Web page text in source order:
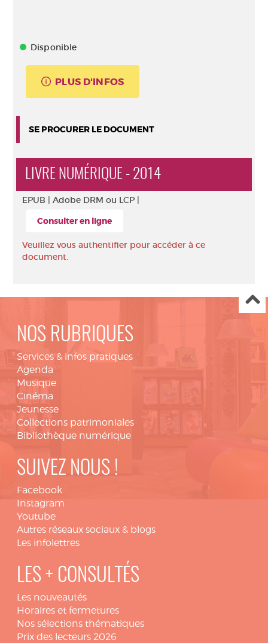
Disponible
PLUS D'INFOS
SE PROCURER LE DOCUMENT
LIVRE NUMÉRIQUE - 2014
EPUB | Adobe DRM ou LCP |
Consulter en ligne
Veuillez vous authentifier pour accéder à ce
document.
NOS RUBRIQUES
Services & infos pratiques
Agenda
Musique
Cinéma
Jeunesse
Collections patrimoniales
Bibliothèque numérique
SUIVEZ NOUS !
Facebook
Instagram
Youtube
Autres réseaux sociaux & blogs
Les infolettres
LES + CONSULTÉS
Les nouveautés
Horaires et fermetures
Nos sélections thématiques
Prix des lecteurs 2026